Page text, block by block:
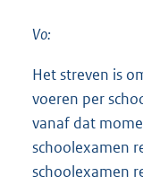
Vo:
Het streven is
voeren per
vanaf dat
schoolexamen
schoolexamen